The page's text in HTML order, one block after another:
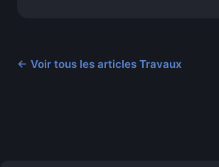
← Voir tous les articles Travaux